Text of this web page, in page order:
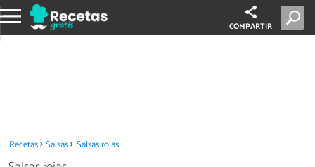
COMPARTIR
Recetas Salsas Salsas rojas